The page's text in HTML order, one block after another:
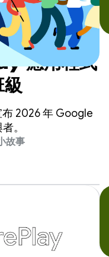
應用程式
2026 年 Google
。
故事